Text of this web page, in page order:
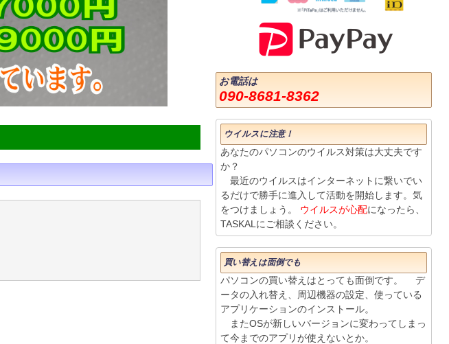
お電話は
090-8681-8362
ウイルスに注意！
あなたのパソコンのウイルス対策は大丈夫です
か？
最近のウイルスはインターネットに繋いでい
るだけで勝手に進入して活動を開始します。気
をつけましょう。 ウイルスが心配になったら、
TASKALにご相談ください。
買い替えは面倒でも
パソコンの買い替えはとっても面倒です。 デ
ータの入れ替え、周辺機器の設定、使っている
アプリケーションのインストール。
またOSが新しいバージョンに変わってしまっ
て今までのアプリが使えないとか。